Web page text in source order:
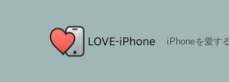
iPhoneを愛す